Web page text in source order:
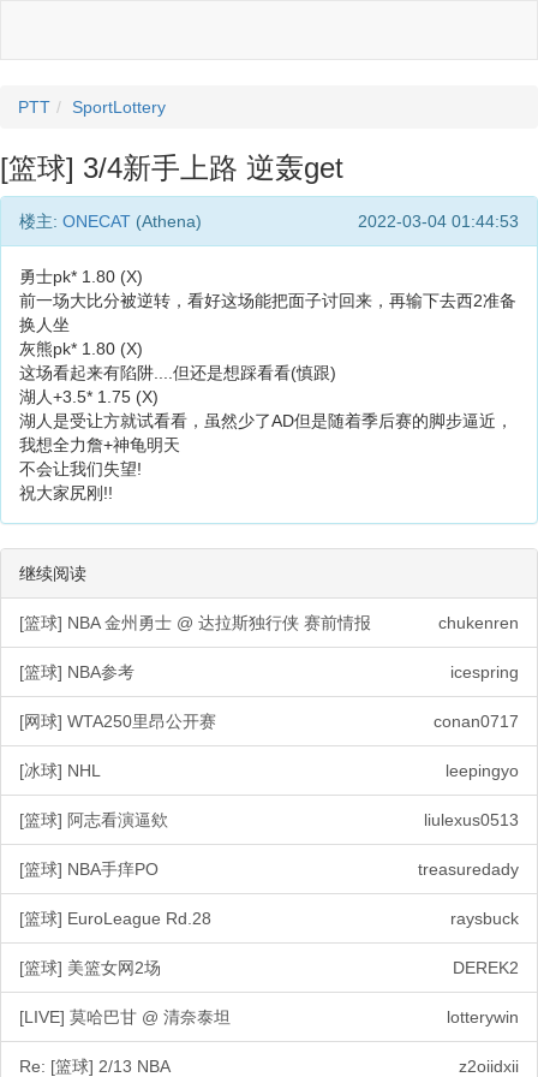
PTT SportLottery
[篮球] 3/4新手上路 逆轰get
楼主: ONECAT (Athena) 2022-03-04 01:44:53
勇士pk* 1.80 (X)
前一场大比分被逆转，看好这场能把面子讨回来，再输下去西2准备
换人坐
灰熊pk* 1.80 (X)
这场看起来有陷阱....但还是想踩看看(慎跟)
湖人+3.5* 1.75 (X)
湖人是受让方就试看看，虽然少了AD但是随着季后赛的脚步逼近，
我想全力詹+神龟明天
不会让我们失望!
祝大家尻刚!!
继续阅读
[篮球] NBA 金州勇士 @ 达拉斯独行侠 赛前情报 chukenren
[篮球] NBA参考 icespring
[网球] WTA250里昂公开赛 conan0717
[冰球] NHL leepingyo
[篮球] 阿志看演逼欸 liulexus0513
[篮球] NBA手痒PO treasuredady
[篮球] EuroLeague Rd.28 raysbuck
[篮球] 美篮女网2场 DEREK2
[LIVE] 莫哈巴甘 @ 清奈泰坦 lotterywin
Re: [篮球] 2/13 NBA z2oiidxii